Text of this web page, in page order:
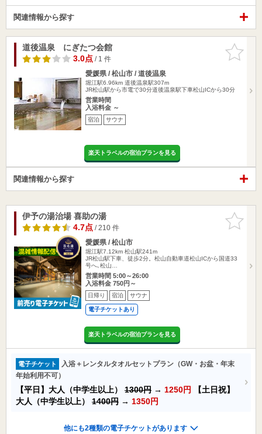
関連情報から探す
お気に入
りに追加
道後温泉 にぎたつ会館
3.0点/ 1 件
愛媛県 / 松山市 / 道後温泉
堀江駅6.96km 道後温泉駅307m
JR松山駅から市電で30分道後温泉駅下車松山ICから30分
営業時間
入浴料金 ～
宿泊 サウナ
楽天トラベルの宿泊プランを見る
関連情報から探す
お気に入
りに追加
伊予の湯治場 喜助の湯
4.7点/ 210 件
愛媛県 / 松山市
堀江駅7.12km 松山駅241m
JR松山駅下車、徒歩2分。松山自動車道松山ICから国道33
号へ､松山…
営業時間 5:00～26:00
入浴料金 750円～
日帰り 宿泊 サウナ
電子チケットあり
楽天トラベルの宿泊プランを見る
電子チケット
入浴＋レンタルタオルセットプラン（GW・お盆・年末
年始利用不可）
【平日】大人（中学生以上） 1300円 → 1250円
【土日祝】
大人（中学生以上） 1400円 → 1350円
他にも2種類の電子チケットがあります